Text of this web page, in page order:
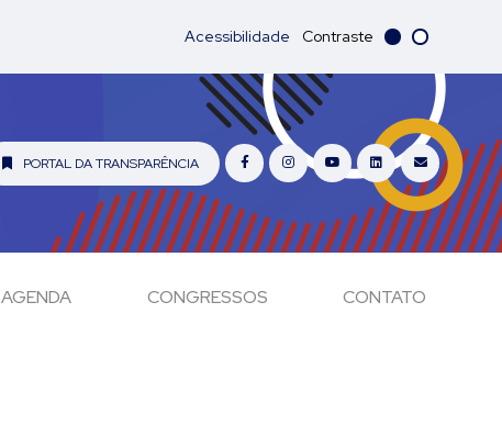
Acessibilidade Contraste
PORTAL DA TRANSPARÊNCIA
AGENDA CONGRESSOS CONTATO